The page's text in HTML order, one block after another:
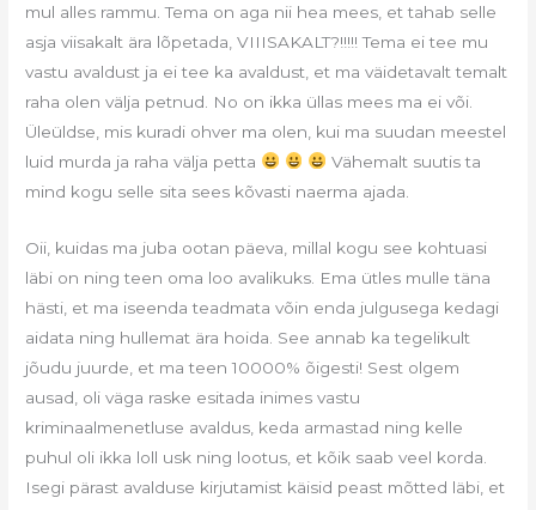
mul alles rammu. Tema on aga nii hea mees, et tahab selle
asja viisakalt ära lõpetada, VIIISAKALT?!!!!! Tema ei tee mu
vastu avaldust ja ei tee ka avaldust, et ma väidetavalt temalt
raha olen välja petnud. No on ikka üllas mees ma ei või.
Üleüldse, mis kuradi ohver ma olen, kui ma suudan meestel
luid murda ja raha välja petta
Vähemalt suutis ta
mind kogu selle sita sees kõvasti naerma ajada.
Oii, kuidas ma juba ootan päeva, millal kogu see kohtuasi
läbi on ning teen oma loo avalikuks. Ema ütles mulle täna
hästi, et ma iseenda teadmata võin enda julgusega kedagi
aidata ning hullemat ära hoida. See annab ka tegelikult
jõudu juurde, et ma teen 10000% õigesti! Sest olgem
ausad, oli väga raske esitada inimes vastu
kriminaalmenetluse avaldus, keda armastad ning kelle
puhul oli ikka loll usk ning lootus, et kõik saab veel korda.
Isegi pärast avalduse kirjutamist käisid peast mõtted läbi, et